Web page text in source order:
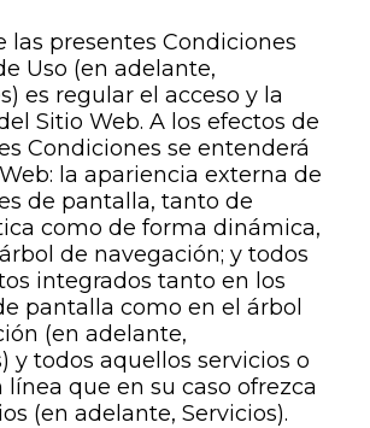
las presentes Condiciones
Uso (en adelante,
es regular el acceso y la
Sitio Web. A los efectos de
Condiciones se entenderá
la apariencia externa de
de pantalla, tanto de
como de forma dinámica,
de navegación; y todos
integrados tanto en los
pantalla como en el árbol
(en adelante,
y todos aquellos servicios o
línea que en su caso ofrezca
(en adelante, Servicios).